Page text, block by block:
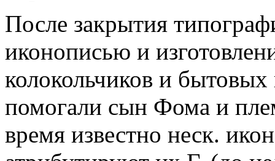
После закрытия
иконописью и
колокольчиков и
помогали сын Фома и
время известно неск.